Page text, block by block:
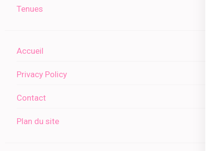
Tenues
Accueil
Privacy Policy
Contact
Plan du site